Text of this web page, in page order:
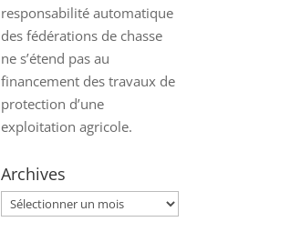
responsabilité automatique
des fédérations de chasse
ne s’étend pas au
financement des travaux de
protection d’une
exploitation agricole.
Archives
Archives